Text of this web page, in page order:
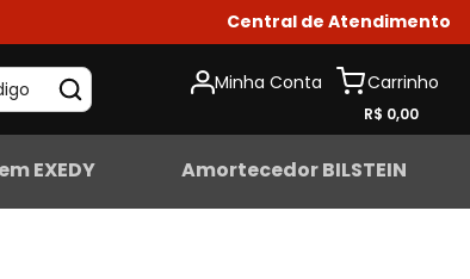
Central de Atendimento
Minha Conta
R$ 0,00
EXEDY Amortecedor BILSTEIN